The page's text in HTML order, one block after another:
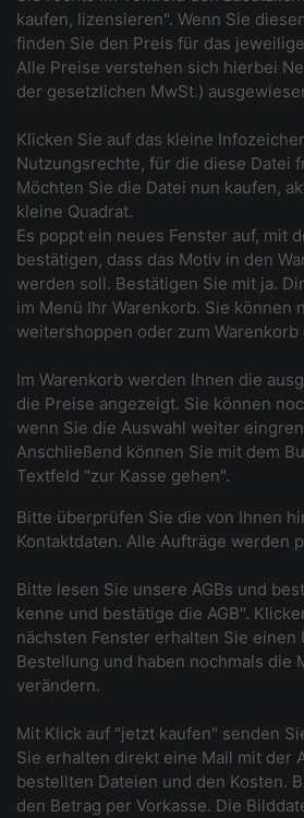
kaufen, lizensieren". Wenn Sie
finden Sie den Preis für das
Alle Preise verstehen sich hierbei
der gesetzlichen MwSt.)
Klicken Sie auf das kleine
Nutzungsrechte, für die diese Datei
Möchten Sie die Datei nun kaufen,
kleine Quadrat.
Es poppt ein neues Fenster auf, mit
bestätigen, dass das Motiv in den
werden soll. Bestätigen Sie mit ja.
im Menü Ihr Warenkorb. Sie können
weitershoppen oder zum Warenkorb
Im Warenkorb werden Ihnen die
die Preise angezeigt. Sie können
wenn Sie die Auswahl weiter
Anschließend können Sie mit dem
Textfeld "zur Kasse gehen".
Bitte überprüfen Sie die von Ihnen
Kontaktdaten. Alle Aufträge werden
Bitte lesen Sie unsere AGBs und
kenne und bestätige die AGB".
nächsten Fenster erhalten Sie einen
Bestellung und haben nochmals die
verändern.
Mit Klick auf "jetzt kaufen" senden
Sie erhalten direkt eine Mail mit der
bestellten Dateien und den Kosten.
den Betrag per Vorkasse. Die